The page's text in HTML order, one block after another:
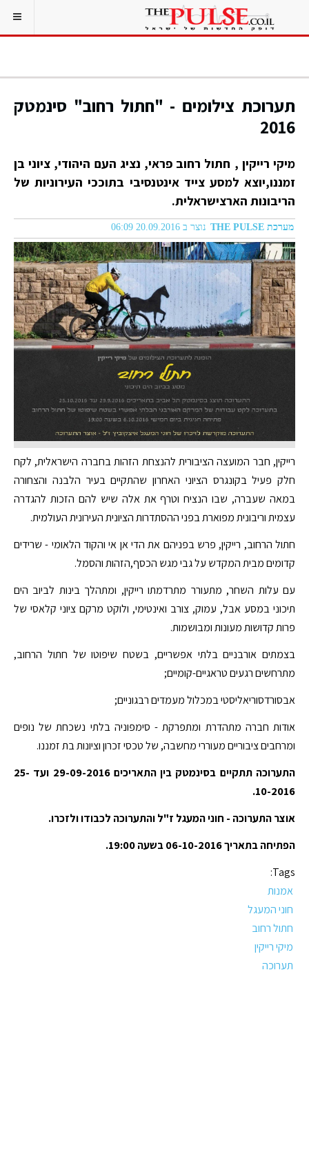
תערוכת צילומים - "חתול רחוב" סינמטק
2016
מיקי רייקין , חתול רחוב פראי, נציג העם היהודי, ציוני בן
זמננו,יוצא למסע צייד אינטנסיבי בתוככי העירוניות של
הריבונות הארצישראלית.
מערכת THE PULSE נוצר ב 20.09.2016 06:09
רייקין, חבר המועצה הציבורית להנצחת הזהות בחברה הישראלית, לקח
חלק פעיל בקונגרס הציוני האחרון שהתקיים בעיר הלבנה והצחורה
במאה שעברה, שבו הנציח וטרף את אלה שיש להם הזכות להגדרה
עצמית וריבונית מפוארת בפני ההסתדרות הציונית העירונית העולמית.
חתול הרחוב, רייקין, פרש בפניהם את הדי אן אי והקוד הלאומי - שרידים
קדומים מבית המקדש על גבי מגש הכסף,הזהות והסמל.
עם עלות השחר, מתעורר מתרדמתו רייקין, ומתהלך בינות לביוב הים
תיכוני במסע אבל, עמוק, צורב ואינטימי, ולוקט מרקם ציוני קלאסי של
פרות קדושות מעונות ומבושמות.
בצמתים אורבניים בלתי אפשריים, בשטח שיפוטו של חתול הרחוב,
מתרחשים רגעים טראגיים-קומיים;
אבסורדסוריאליסטי במכלול מעמדים רבגוניים;
אודות חברה מתהדרת ומתפרקת - סימפוניה בלתי נשכחת של נופים
ומרחבים ציבוריים מעוררי מחשבה, של טכסי זכרון וציונות בת זמננו.
התערוכה תתקיים בסינמטק בין התאריכים 29-09-2016 ועד 25-
10-2016.
אוצר התערוכה - חוני המעגל ז"ל והתערוכה לכבודו ולזכרו.
הפתיחה בתאריך 06-10-2016 בשעה 19:00.
Tags:
אמנות
חוני המעגל
חתול רחוב
מיקי רייקין
תערוכה